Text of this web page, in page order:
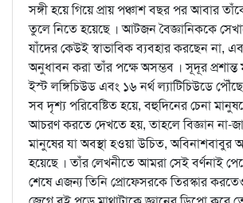
সঙ্গী হয়ে গিয়ে প্রায় পঞ্চাশ বছর পর আবার
তুলে নিতে হয়েছে । আটজন বৈজ্ঞানিককে
যাঁদের কেউই স্বাভাবিক ব্যবহার করছেন না,
অনুধাবন করা তাঁর পক্ষে অসম্ভব । সূদূর
ইস্ট লঙ্গিচিউড এবং ১৬ নর্থ ল্যাটিচিউডে
সব দৃশ্য পরিবেষ্টিত হয়ে, বহুদিনের চেনা
আচরণ করতে দেখতে হয়, তাহলে বিজ্ঞান না-
মানুষের যা অবস্থা হওয়া উচিত, অবিনাশবাবুর
হয়েছে । তাঁর লেখনীতে আমরা সেই বর্ণনাই
শেষে এজন্য তিনি প্রোফেসরকে তিরস্কার